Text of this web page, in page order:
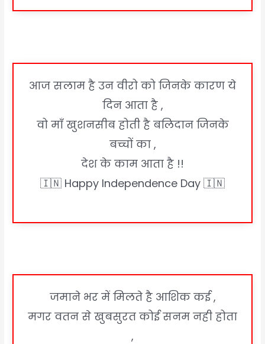
आज सलाम है उन वीरो को जिनके कारण ये
दिन आता है ,
वो माँ खुशनसीब होती है बलिदान जिनके
बच्चों का ,
देश के काम आता है !!
🇮🇳 Happy Independence Day 🇮🇳
जमाने भर में मिलते है आशिक कई ,
मगर वतन से खुबसुरत कोई सनम नही होता
,